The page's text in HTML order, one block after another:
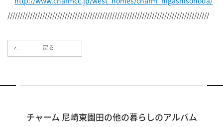
/////////////////////////////////////////////////////////////////////////////////
戻る
チャーム 尼崎東園田の他の暮らしのアルバム